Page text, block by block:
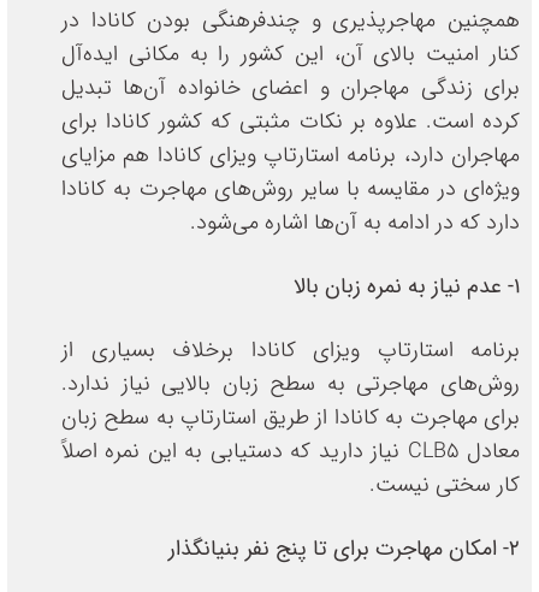
همچنین مهاجرپذیری و چندفرهنگی بودن کانادا در
کنار امنیت بالای آن، این کشور را به مکانی ایده‌آل
برای زندگی مهاجران و اعضای خانواده آن‌ها تبدیل
کرده است. علاوه بر نکات مثبتی که کشور کانادا برای
مهاجران دارد، برنامه استارتاپ ویزای کانادا هم مزایای
ویژه‌ای در مقایسه با سایر روش‌های مهاجرت به کانادا
دارد که در ادامه به آن‌ها اشاره می‌شود.
1- عدم نیاز به نمره زبان بالا
برنامه استارتاپ ویزای کانادا برخلاف بسیاری از
روش‌های مهاجرتی به سطح زبان بالایی نیاز ندارد.
برای مهاجرت به کانادا از طریق استارتاپ به سطح زبان
معادل CLB5 نیاز دارید که دستیابی به این نمره اصلاً
کار سختی نیست.
2- امکان مهاجرت برای تا پنج نفر بنیانگذار